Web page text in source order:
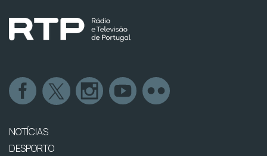
NOTÍCIAS
DESPORTO